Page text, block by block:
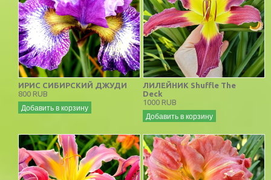
ИРИС СИБИРСКИЙ ДЖУДИ
800 RUB
Добавить в корзину
ЛИЛЕЙНИК Shuffle The
Deck
1000 RUB
Добавить в корзину